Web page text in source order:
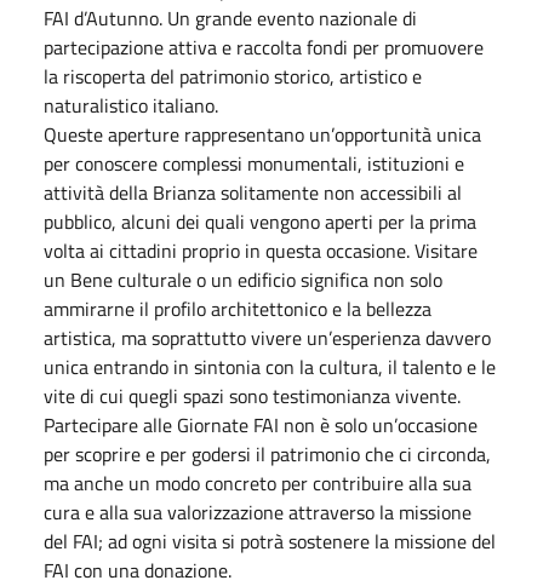
FAI d’Autunno. Un grande evento nazionale di
partecipazione attiva e raccolta fondi per promuovere
la riscoperta del patrimonio storico, artistico e
naturalistico italiano.
Queste aperture rappresentano un’opportunità unica
per conoscere complessi monumentali, istituzioni e
attività della Brianza solitamente non accessibili al
pubblico, alcuni dei quali vengono aperti per la prima
volta ai cittadini proprio in questa occasione. Visitare
un Bene culturale o un edificio significa non solo
ammirarne il profilo architettonico e la bellezza
artistica, ma soprattutto vivere un’esperienza davvero
unica entrando in sintonia con la cultura, il talento e le
vite di cui quegli spazi sono testimonianza vivente.
Partecipare alle Giornate FAI non è solo un’occasione
per scoprire e per godersi il patrimonio che ci circonda,
ma anche un modo concreto per contribuire alla sua
cura e alla sua valorizzazione attraverso la missione
del FAI; ad ogni visita si potrà sostenere la missione del
FAI con una donazione.